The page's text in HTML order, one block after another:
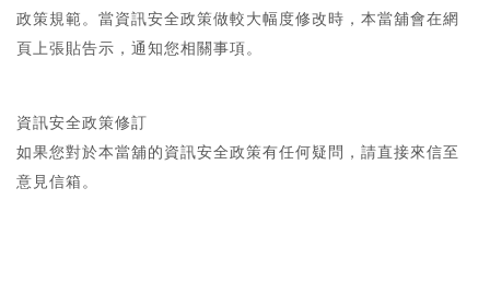
政策規範。當資訊安全政策做較大幅度修改時，本當舖會在網
頁上張貼告示，通知您相關事項。
資訊安全政策修訂
如果您對於本當舖的資訊安全政策有任何疑問，請直接來信至
意見信箱。